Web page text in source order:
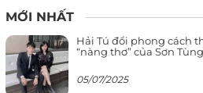
MỚI NHẤT
Hải Tú đổi phong cách
“nàng thơ” của Sơn
05/07/2025